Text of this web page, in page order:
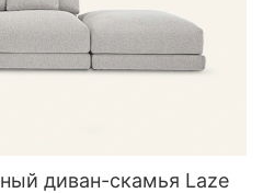
диван-скамья Laze